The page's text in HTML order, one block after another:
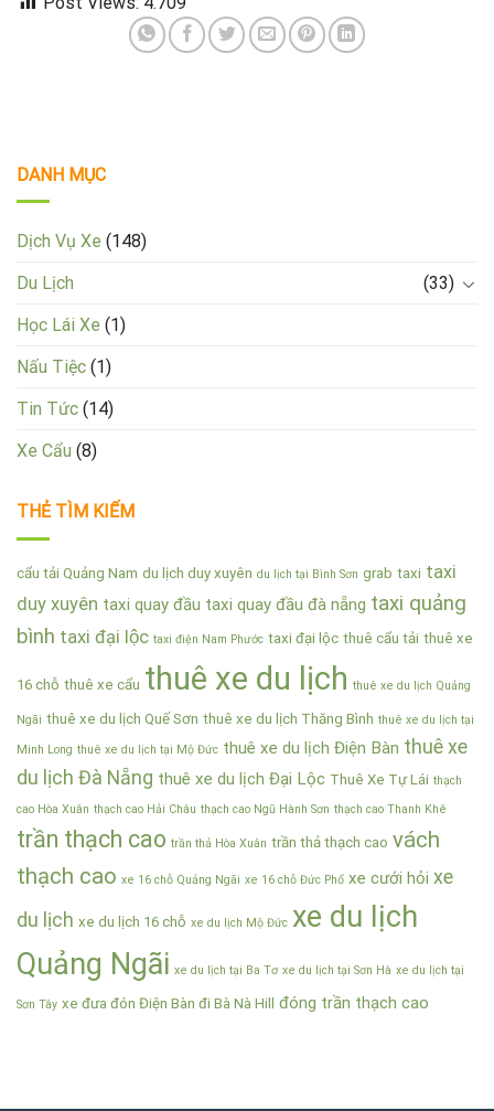
DANH MỤC
Dịch Vụ Xe (148)
Du Lịch
(33)
Học Lái Xe (1)
Nấu Tiệc (1)
Tin Tức (14)
Xe Cẩu (8)
THẺ TÌM KIẾM
cẩu tải Quảng Nam du lịch duy xuyên du lịch tại Bình Sơn grab taxi taxi
duy xuyên taxi quay đầu taxi quay đầu đà nẵng taxi quảng
bình taxi đại lộc taxi điện Nam Phước taxi đại lộc thuê cẩu tải thuê xe
16 chỗ thuê xe cẩu thuê xe du lịch thuê xe du lịch Quảng
Ngãi thuê xe du lịch Quế Sơn thuê xe du lịch Thăng Bình thuê xe du lịch tại
Minh Long thuê xe du lịch tại Mộ Đức thuê xe du lịch Điện Bàn thuê xe
du lịch Đà Nẵng thuê xe du lịch Đại Lộc Thuê Xe Tự Lái thạch
cao Hòa Xuân thạch cao Hải Châu thạch cao Ngũ Hành Sơn thạch cao Thanh Khê
trần thạch cao trần thả Hòa Xuân trần thả thạch cao vách
thạch cao xe 16 chỗ Quảng Ngãi xe 16 chỗ Đức Phổ xe cưới hỏi xe
du lịch xe du lịch 16 chỗ xe du lịch Mộ Đức xe du lịch
Quảng Ngãi xe du lịch tại Ba Tơ xe du lịch tại Sơn Hà xe du lịch tại
Sơn Tây xe đưa đón Điện Bàn đi Bà Nà Hill đóng trần thạch cao